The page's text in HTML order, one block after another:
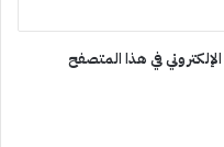
في هذا المتصفح